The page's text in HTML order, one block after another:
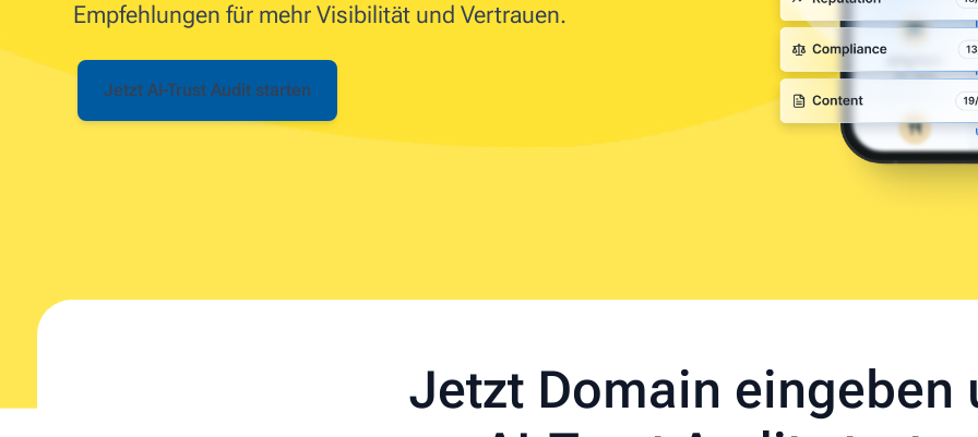
Empfehlungen für mehr Visibilität und Vertrauen.
Jetzt AI-Trust Audit starten
Jetzt Domain eingeben